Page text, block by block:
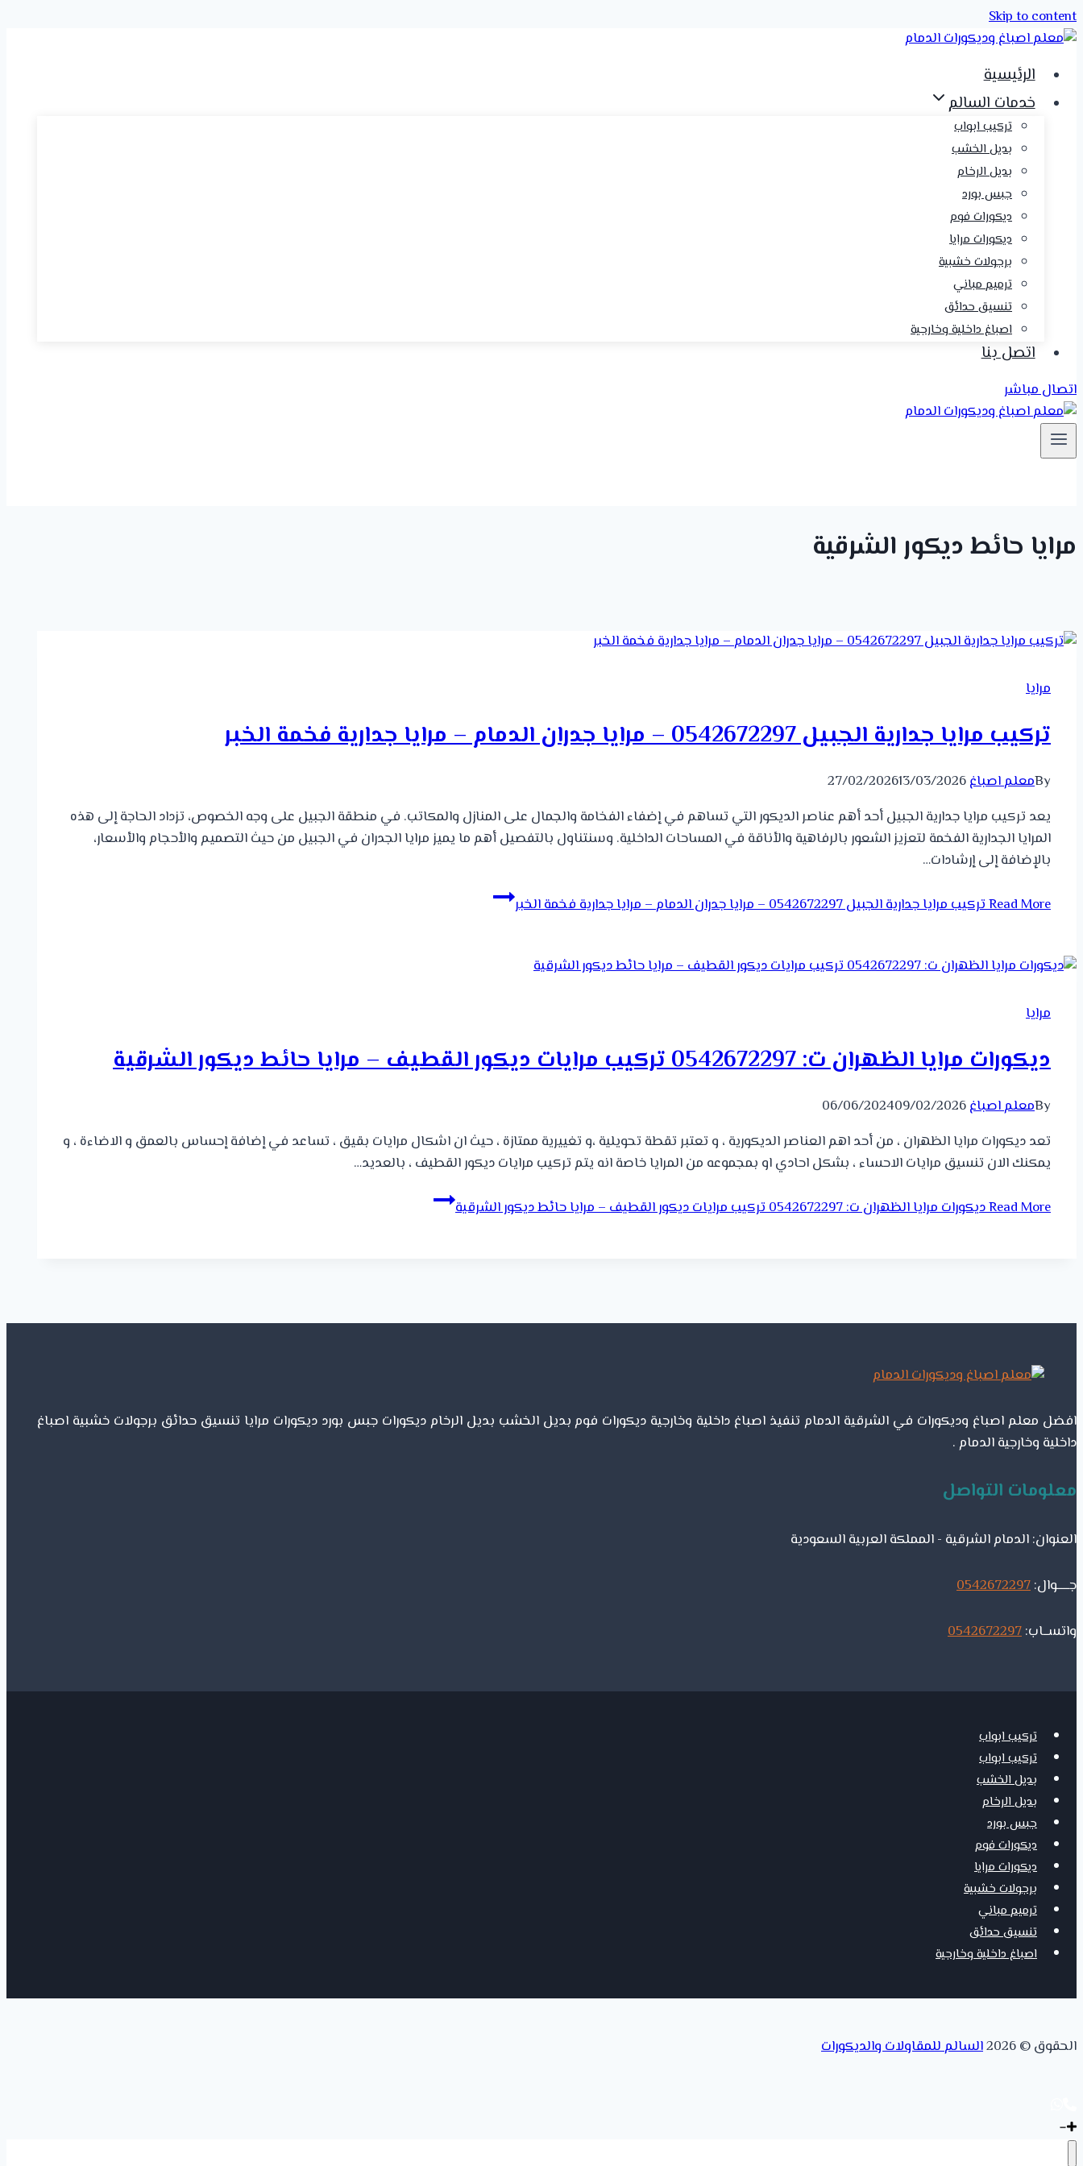
Skip to content
الرئيسية
خدمات السالم
تركيب ابواب
بديل الخشب
بديل الرخام
جبس بورد
ديكورات فوم
ديكورات مرايا
برجولات خشبية
ترميم مباني
تنسيق حدائق
اصباغ داخلية وخارجية
اتصل بنا
اتصال مباشر
مرايا حائط ديكور الشرقية
مرايا
تركيب مرايا جدارية الجبيل 0542672297 – مرايا جدران الدمام – مرايا جدارية فخمة الخبر
Byمعلم اصباغ 27/02/202613/03/2026
يعد تركيب مرايا جدارية الجبيل أحد أهم عناصر الديكور التي تساهم في إضفاء الفخامة والجمال على المنازل والمكاتب. في منطقة الجبيل على وجه الخصوص، تزداد الحاجة إلى هذه
المرايا الجدارية الفخمة لتعزيز الشعور بالرفاهية والأناقة في المساحات الداخلية. وسنتناول بالتفصيل أهم ما يميز مرايا الجدران في الجبيل من حيث التصميم والأحجام والأسعار،
بالإضافة إلى إرشادات…
Read Moreتركيب مرايا جدارية الجبيل 0542672297 – مرايا جدران الدمام – مرايا جدارية فخمة الخبر
مرايا
ديكورات مرايا الظهران ت: 0542672297 تركيب مرايات ديكور القطيف – مرايا حائط ديكور الشرقية
Byمعلم اصباغ 06/06/202409/02/2026
تعد ديكورات مرايا الظهران ، من أحد اهم العناصر الديكورية ، و تعتبر تقطة تحويلية ،و تغييرية ممتازة ، حيث ان اشكال مرايات بقيق ، تساعد في إضافة إحساس بالعمق و الاضاءة ، و
يمكنك الان تنسيق مرايات الاحساء ، بشكل احادي او بمجموعه من المرايا خاصة انه يتم تركيب مرايات ديكور القطيف ، بالعديد…
Read Moreديكورات مرايا الظهران ت: 0542672297 تركيب مرايات ديكور القطيف – مرايا حائط ديكور الشرقية
افضل معلم اصباغ وديكورات في الشرقية الدمام تنفيذ اصباغ داخلية وخارجية ديكورات فوم بديل الخشب بديل الرخام ديكورات جبس بورد ديكورات مرايا تنسيق حدائق برجولات خشبية اصباغ
داخلية وخارجية الدمام .
معلومات التواصل
العنوان: الدمام الشرقية - المملكة العربية السعودية
جـــــوال:0542672297
واتســاب:0542672297
تركيب ابواب
تركيب ابواب
بديل الخشب
بديل الرخام
جبس بورد
ديكورات فوم
ديكورات مرايا
برجولات خشبية
ترميم مباني
تنسيق حدائق
اصباغ داخلية وخارجية
الحقوق © 2026 السالم للمقاولات والديكورات